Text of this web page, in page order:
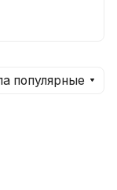
популярные